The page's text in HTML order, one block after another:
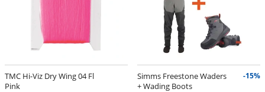
TMC Hi-Viz Dry Wing 04 Fl
Pink
Simms Freestone Waders
+ Wading Boots
-15%